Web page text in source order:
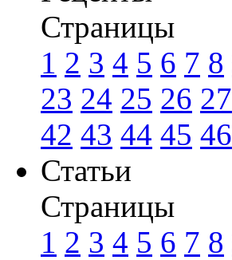
Страницы
1 2 3 4 5 6 7 8
23 24 25 26 27
42 43 44 45 46
Статьи
Страницы
1 2 3 4 5 6 7 8